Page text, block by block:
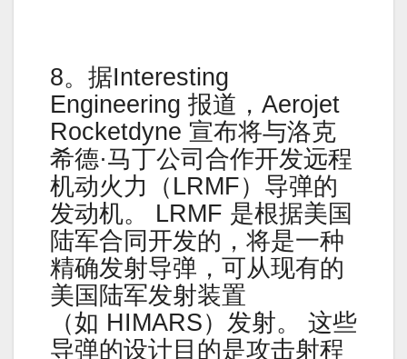
8。据Interesting
Engineering 报道，Aerojet
Rocketdyne 宣布将与洛克
希德·马丁公司合作开发远程
机动火力（LRMF）导弹的
发动机。 LRMF 是根据美国
陆军合同开发的，将是一种
精确发射导弹，可从现有的
美国陆军发射装置
（如 HIMARS）发射。 这些
导弹的设计目的是攻击射程